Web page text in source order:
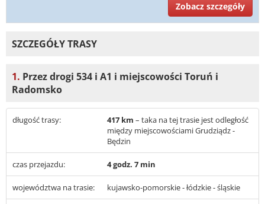
Zobacz szczegóły
SZCZEGÓŁY TRASY
1. Przez drogi 534 i A1 i miejscowości Toruń i
Radomsko
długość trasy: 417 km – taka na tej trasie jest odległość
między miejscowościami Grudziądz -
Będzin
czas przejazdu: 4 godz. 7 min
województwa na trasie: kujawsko-pomorskie - łódzkie - śląskie